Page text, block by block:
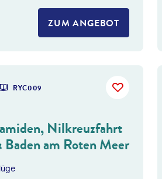
ZUM ANGEBOT
RYC009
Nilkreuzfahrt
am Roten Meer